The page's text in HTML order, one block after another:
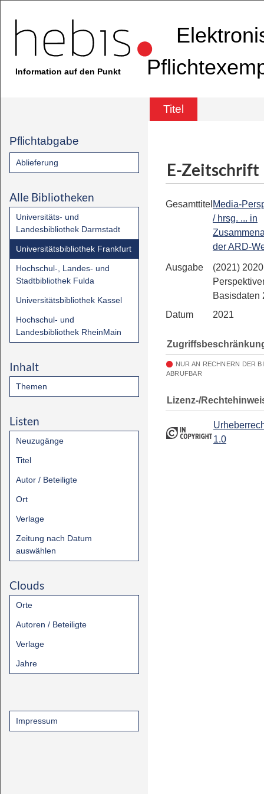
Information auf den Punkt
Titel
Pflichtabgabe
Ablieferung
Alle Bibliotheken
Universitäts- und
Landesbibliothek Darmstadt
Universitätsbibliothek Frankfurt
Hochschul-, Landes- und
Stadtbibliothek Fulda
Universitätsbibliothek Kassel
Hochschul- und
Landesbibliothek RheinMain
Inhalt
Themen
Listen
Neuzugänge
Titel
Autor / Beteiligte
Ort
Verlage
Zeitung nach Datum
auswählen
Clouds
Orte
Autoren / Beteiligte
Verlage
Jahre
Impressum
E-Zeitschrift
Gesamttitel Media-
/ hrsg. ... in
der ARD-
Ausgabe
(2021)
Basisdaten
Datum
2021
NUR AN RECHNERN DER
ABRUFBAR
Lizenz-/
1.0